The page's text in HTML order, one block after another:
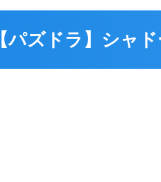
【パズドラ】シャ